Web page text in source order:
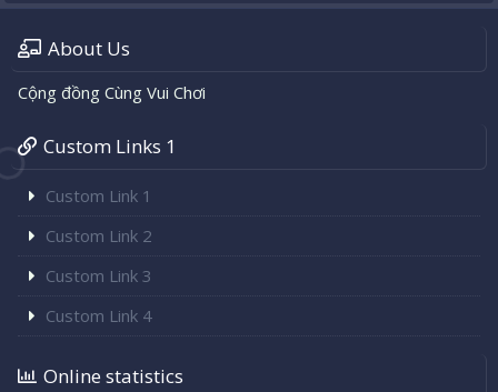
About Us
Cộng đồng Cùng Vui Chơi
Custom Links 1
Custom Link 1
Custom Link 2
Custom Link 3
Custom Link 4
Online statistics